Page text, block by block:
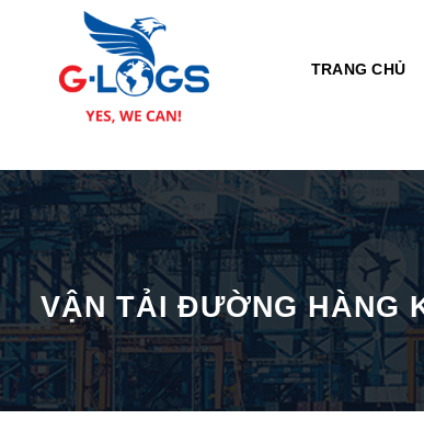
TRANG CHỦ
VẬN TẢI ĐƯỜNG HÀNG